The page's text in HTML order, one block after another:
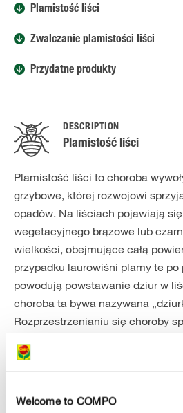
Welcome to COMPO
Plamistość liści
Zwalczanie plamistości liści
Przydatne produkty
DESCRIPTION
Plamistość liści
Plamistość liści to choroba
grzybowe, której rozwojowi
opadów. Na liściach pojawiają
wegetacyjnego brązowe lub
wielkości, obejmujące całą
przypadku laurowiśni plamy te
powodują powstawanie dziur w
choroba ta bywa nazywana
Rozprzestrzenianiu się choroby
zbrązowienia krawędzi liścia.